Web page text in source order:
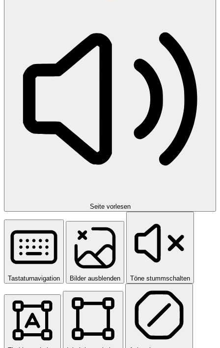
Seite vorlesen
Tastaturnavigation Bilder ausblenden Töne stummschalten